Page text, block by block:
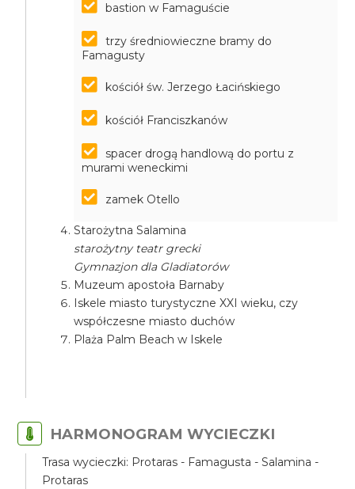
bastion w Famaguście
trzy średniowieczne bramy do
Famagusty
kościół św. Jerzego Łacińskiego
kościół Franciszkanów
spacer drogą handlową do portu z
murami weneckimi
zamek Otello
Starożytna Salamina
starożytny teatr grecki
Gymnazjon dla Gladiatorów
Muzeum apostoła Barnaby
Iskele miasto turystyczne XXI wieku, czy
współczesne miasto duchów
Plaża Palm Beach w Iskele
HARMONOGRAM WYCIECZKI
Trasa wycieczki: Protaras - Famagusta - Salamina -
Protaras